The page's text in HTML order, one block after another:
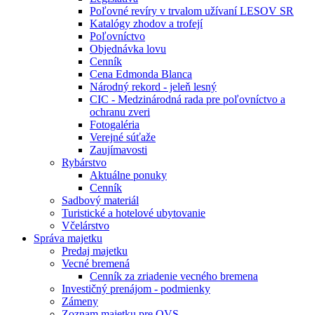
Poľovné revíry v trvalom užívaní LESOV SR
Katalógy zhodov a trofejí
Poľovníctvo
Objednávka lovu
Cenník
Cena Edmonda Blanca
Národný rekord - jeleň lesný
CIC - Medzinárodná rada pre poľovníctvo a
ochranu zveri
Fotogaléria
Verejné súťaže
Zaujímavosti
Rybárstvo
Aktuálne ponuky
Cenník
Sadbový materiál
Turistické a hotelové ubytovanie
Včelárstvo
Správa majetku
Predaj majetku
Vecné bremená
Cenník za zriadenie vecného bremena
Investičný prenájom - podmienky
Zámeny